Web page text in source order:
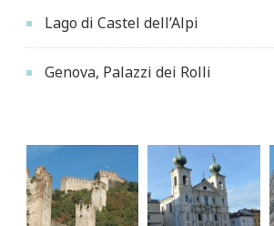
Lago di Castel dell’Alpi
Genova, Palazzi dei Rolli